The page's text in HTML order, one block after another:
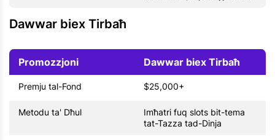
Dawwar biex Tirbaħ
Promozzjoni Dawwar biex Tirbaħ
Premju tal-Fond $25,000+
Metodu ta' Dħul
Imħatri fuq slots bit-tema
tat-Tazza tad-Dinja